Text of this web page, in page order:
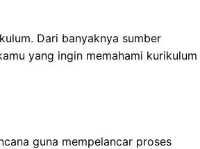
Dari banyaknya sumber
yang ingin memahami kurikulum
guna mempelancar proses